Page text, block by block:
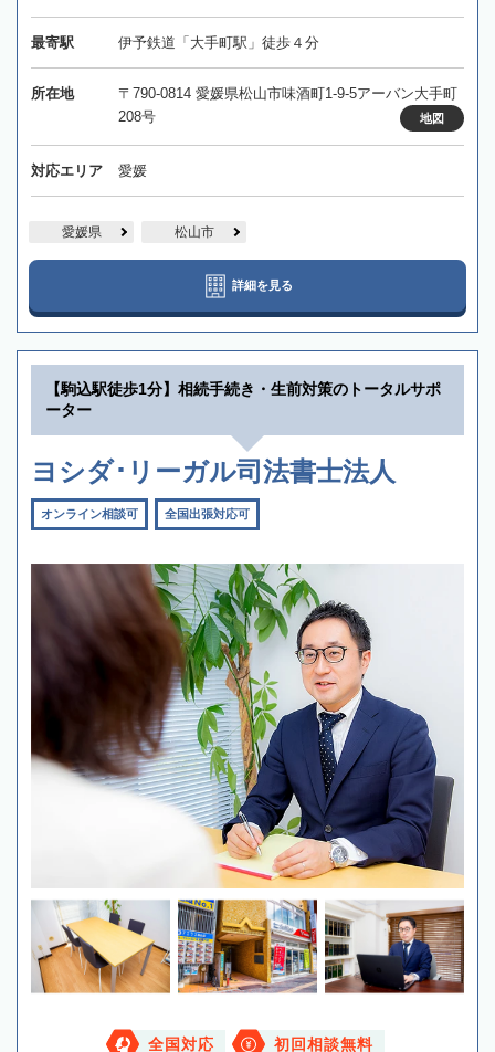
最寄駅 伊予鉄道「大手町駅」徒歩４分
所在地
〒790-0814 愛媛県松山市味酒町1-9-5アーバン大手町
208号
地図
対応エリア 愛媛
愛媛県 松山市
詳細を見る
【駒込駅徒歩1分】相続手続き・生前対策のトータルサポ
ーター
ヨシダ･リーガル司法書士法人
オンライン相談可 全国出張対応可
全国対応 初回相談無料